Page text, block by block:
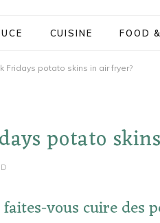
CUISINE FOOD
Fridays potato skins in air fryer?
potato
vous cuire des